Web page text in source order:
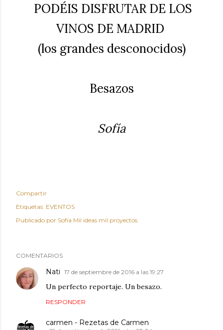
PODÉIS DISFRUTAR DE LOS
VINOS DE MADRID
(los grandes desconocidos)
Besazos
Sofía
Compartir
Etiquetas: EVENTOS
Publicado por Sofía Mil ideas mil proyectos
COMENTARIOS
Nati 17 de septiembre de 2016 a las 19:27
Un perfecto reportaje. Un besazo.
RESPONDER
carmen - Rezetas de Carmen